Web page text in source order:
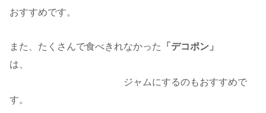
おすすめです。
また、たくさんで食べきれなかった
「デコポン」
は、
ジャムにするのもおすすめで
す。